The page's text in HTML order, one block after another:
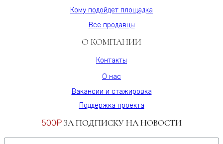
Кому подойдет площадка
Все продавцы
О КОМПАНИИ
Контакты
О нас
Вакансии и стажировка
Поддержка проекта
500₽ ЗА ПОДПИСКУ НА НОВОСТИ